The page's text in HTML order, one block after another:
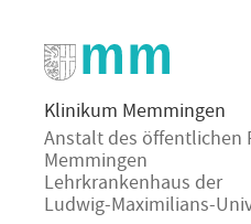
Klinikum Memmingen
Anstalt des öffentlichen
Memmingen
Lehrkrankenhaus der
Ludwig-Maximilians-